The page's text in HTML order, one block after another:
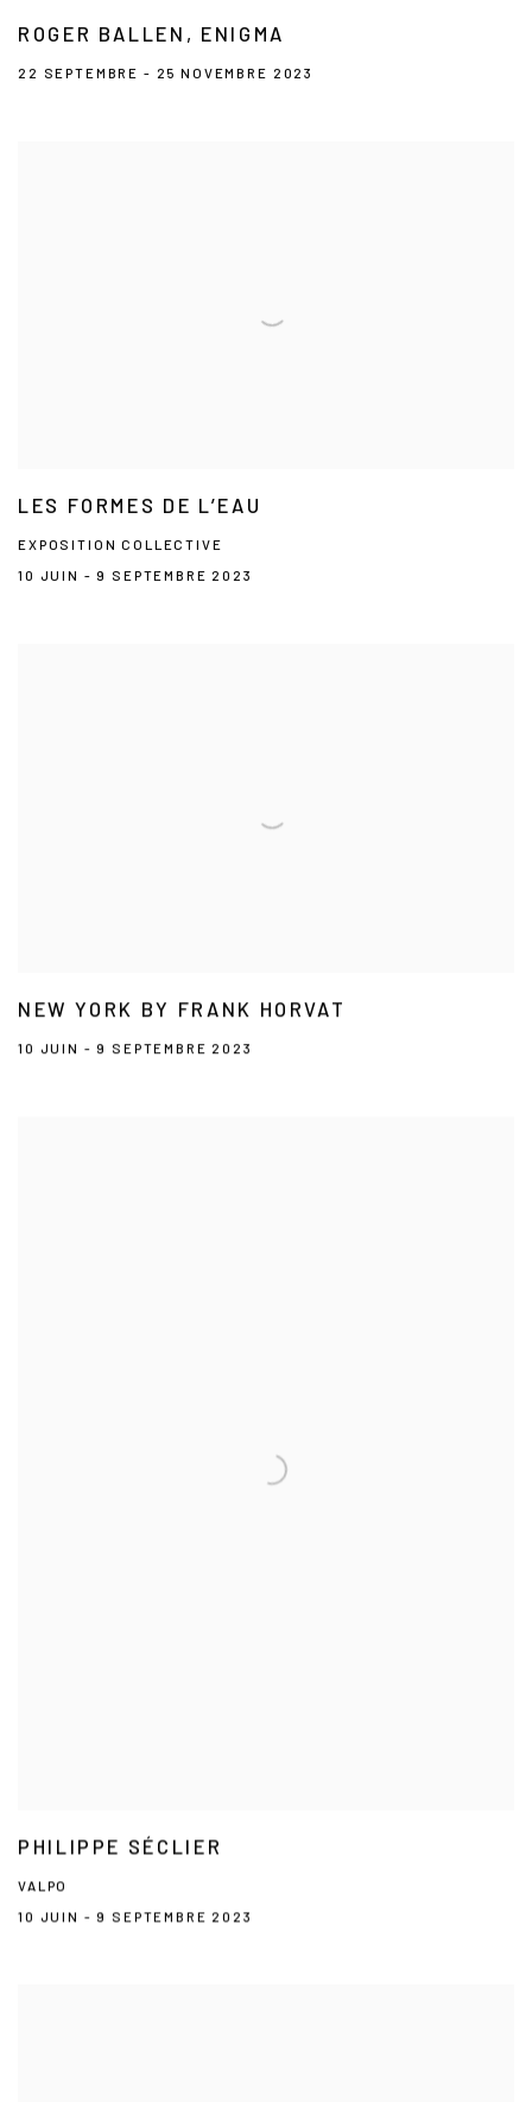
ROGER BALLEN, ENIGMA
22 SEPTEMBRE - 25 NOVEMBRE 2023
LES FORMES DE L’EAU
EXPOSITION COLLECTIVE
10 JUIN - 9 SEPTEMBRE 2023
NEW YORK BY FRANK HORVAT
10 JUIN - 9 SEPTEMBRE 2023
PHILIPPE SÉCLIER
VALPO
10 JUIN - 9 SEPTEMBRE 2023